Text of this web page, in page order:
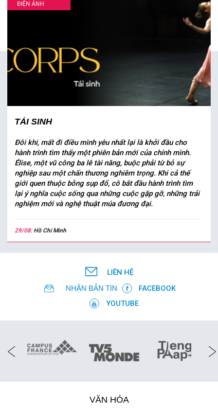
ĐIỆN ẢNH
TÁI SINH
Đôi khi, mất đi điều mình yêu nhất lại là khởi đầu cho
hành trình tìm thấy một phiên bản mới của chính mình.
Élise, một vũ công ba lê tài năng, buộc phải từ bỏ sự
nghiệp sau một chấn thương nghiêm trọng. Khi cả thế
giới quen thuộc bỗng sụp đổ, cô bắt đầu hành trình tìm
lại ý nghĩa cuộc sống qua những cuộc gặp gỡ, những trải
nghiệm mới và nghệ thuật múa đương đại.
29/08: Hồ Chí Minh
LIÊN HỆ
NHẬN BẢN TIN
FACEBOOK
YOUTUBE
VĂN HÓA